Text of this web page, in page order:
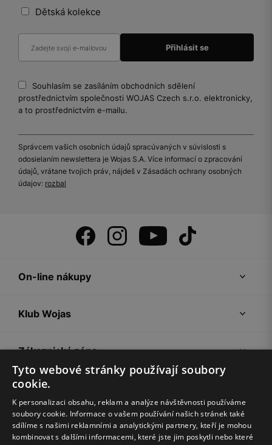
Dětská kolekce
Souhlasím se zasíláním obchodních sdělení
prostřednictvím společnosti WOJAS Czech s.r.o. elektronicky,
a to prostřednictvím e-mailu.
Správcem vašich osobních údajů spracúvaných v súvislosti s
odosielaním newslettera je Wojas S.A. Více informací o zpracování
údajů, vrátane tvojich práv, nájdeš v Zásadách ochrany osobných
údajov: rozbal
On-line nákupy
Klub Wojas
Zákaznická zóna
Společnost Wojas
Rady
Tyto webové stránky používají soubory
cookie.
K personalizaci obsahu, reklam a analýze návštěvnosti používáme
soubory cookie. Informace o vašem používání našich stránek také
sdílíme s našimi reklamními a analytickými partnery, kteří je mohou
kombinovat s dalšími informacemi, které jste jim poskytli nebo které